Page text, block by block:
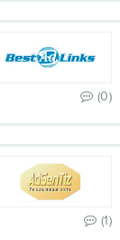
(0)
(1)